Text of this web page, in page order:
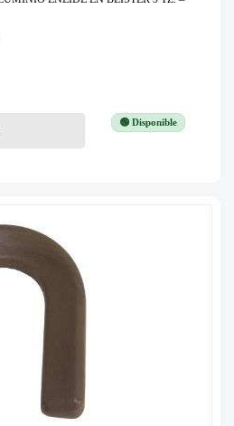
🟢 Disponible